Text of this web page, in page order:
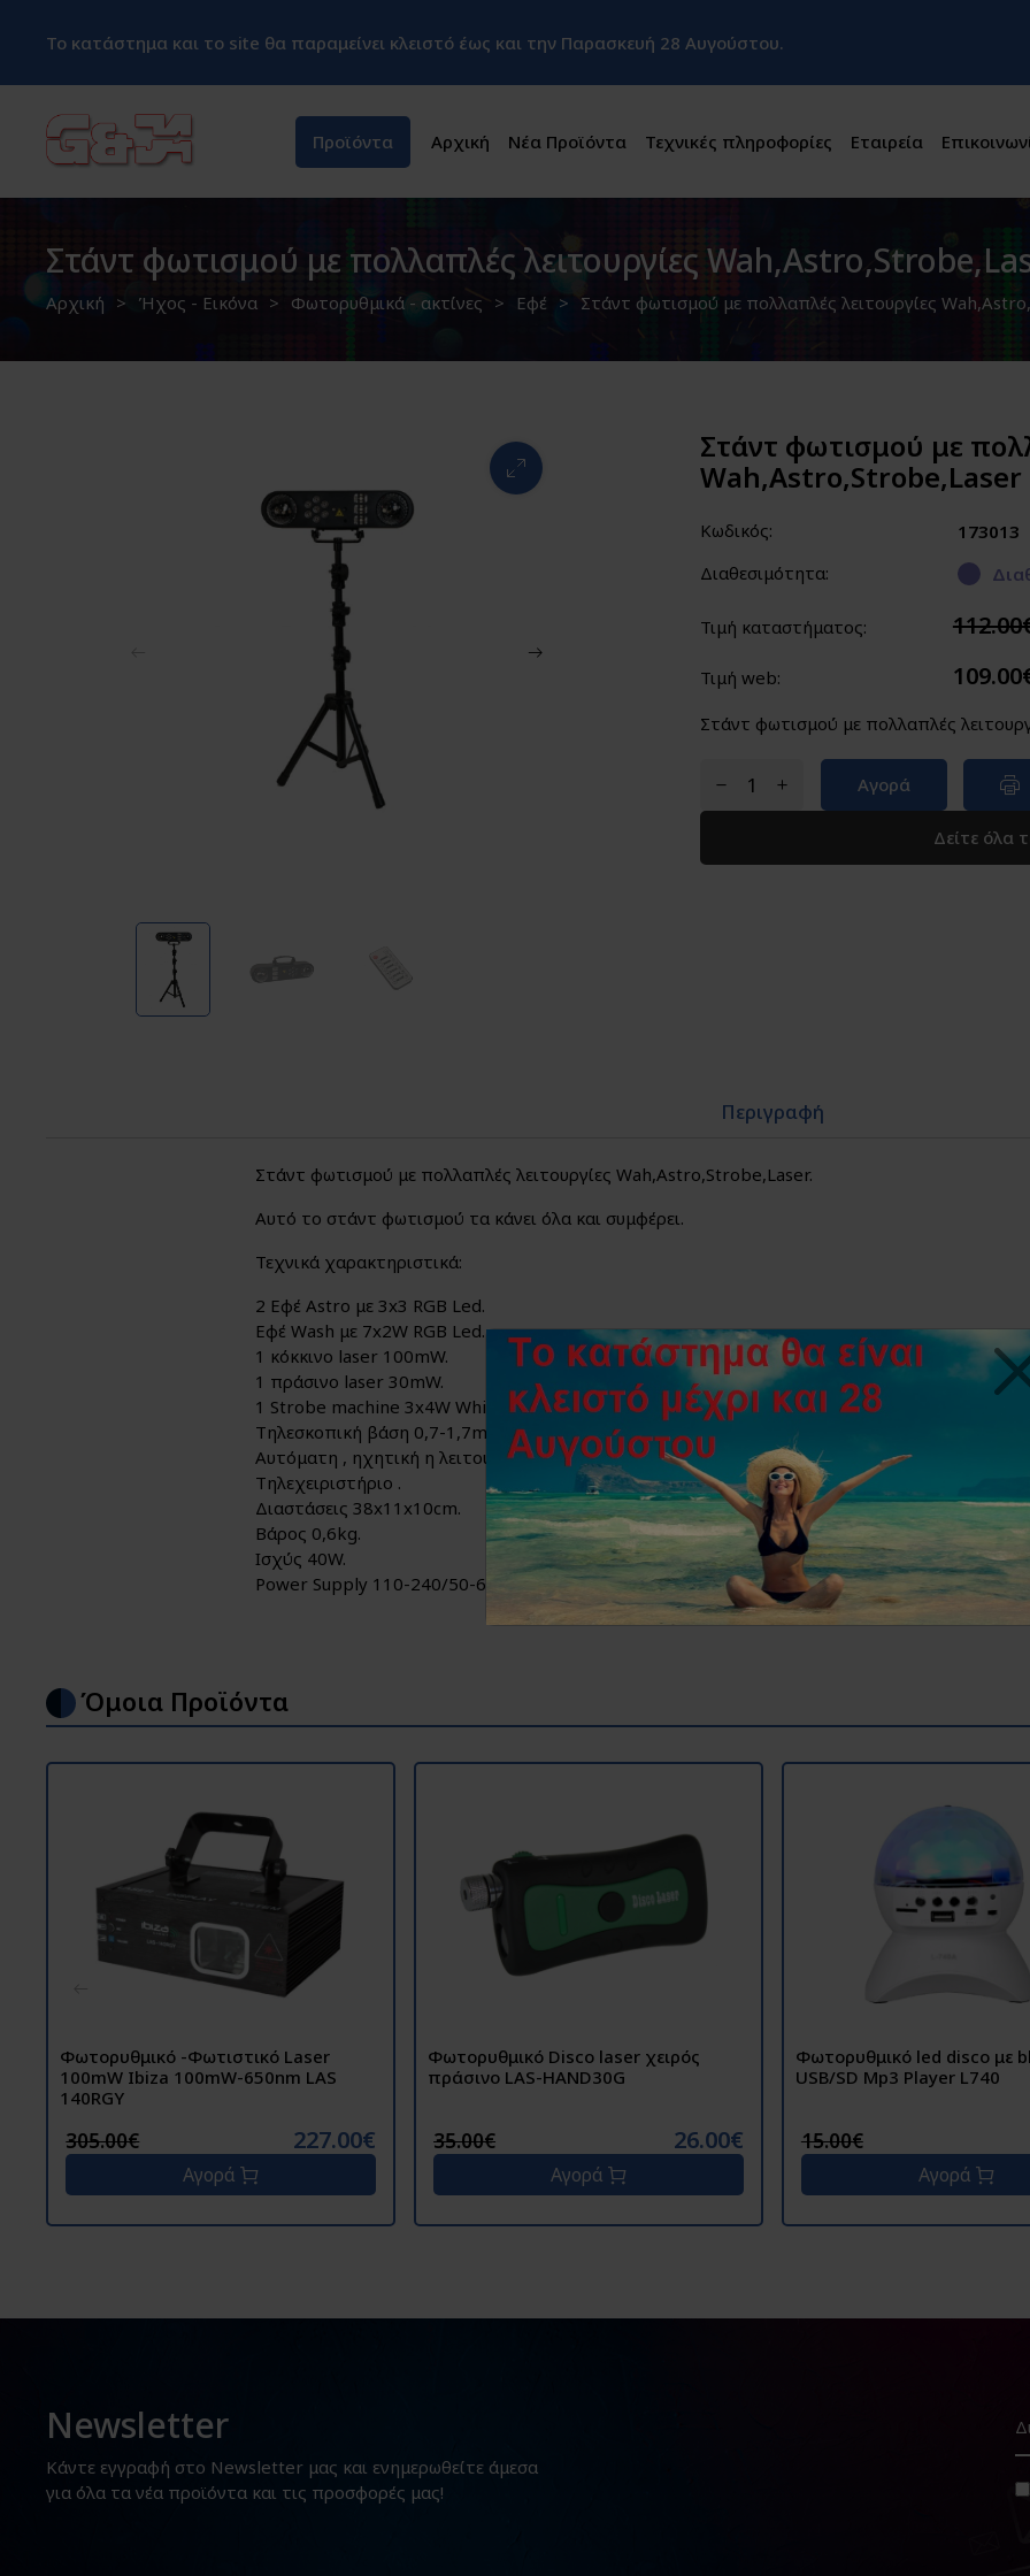
Το κατάστημα και το site θα παραμείνει κλειστό έως και την Παρασκευή 28 Αυγούστου.
Προϊόντα Αρχική Νέα Προϊόντα Τεχνικές πληροφορίες Εταιρεία
Στάντ φωτισμού με πολλαπλές λειτουργίες
Αρχική Ήχος - Εικόνα Φωτορυθμικά - ακτίνες Εφέ Στάντ φωτισμού με πολλαπλές λειτουργίες
Στάντ φωτισμού με
Wah,Astro,Strobe,Laser
Κωδικός:
173013
Διαθεσιμότητα:
Τιμή καταστήματος:
Τιμή web:
Στάντ φωτισμού με πολλαπλές
Αγορά
Δείτε όλα
Περιγραφή
Στάντ φωτισμού με πολλαπλές λειτουργίες Wah,Astro,Strobe,Laser.
Αυτό το στάντ φωτισμού τα κάνει όλα και συμφέρει.
Τεχνικά χαρακτηριστικά:
2 Εφέ Astro με 3x3 RGB Led.
Εφέ Wash με 7x2W RGB Led.
1 κόκκινο laser 100mW.
1 πράσινο laser 30mW.
1 Strobe machine 3x4W White &UV led.
Τηλεσκοπική βάση 0,7-1,7m.
Αυτόματη , ηχητική η λειτουργία με Remote Control.
Τηλεχειριστήριο .
Διαστάσεις 38x11x10cm.
Βάρος 0,6kg.
Ισχύς 40W.
Power Supply 110-240/50-60Hz.
Όμοια Προϊόντα
Φωτορυθμικό -Φωτιστικό Laser
100mW Ibiza 100mW-650nm LAS
140RGY
305.00€ 227.00€
Αγορά
Φωτορυθμικό Disco laser χειρός
πράσινο LAS-HAND30G
35.00€ 26.00€
Αγορά
Φωτορυθμικό led disco με
USB/SD Mp3 Player L740
15.00€
Αγορά
Newsletter
Κάντε εγγραφή στο Newsletter μας και ενημερωθείτε άμεσα
για όλα τα νέα προϊόντα και τις προσφορές μας!